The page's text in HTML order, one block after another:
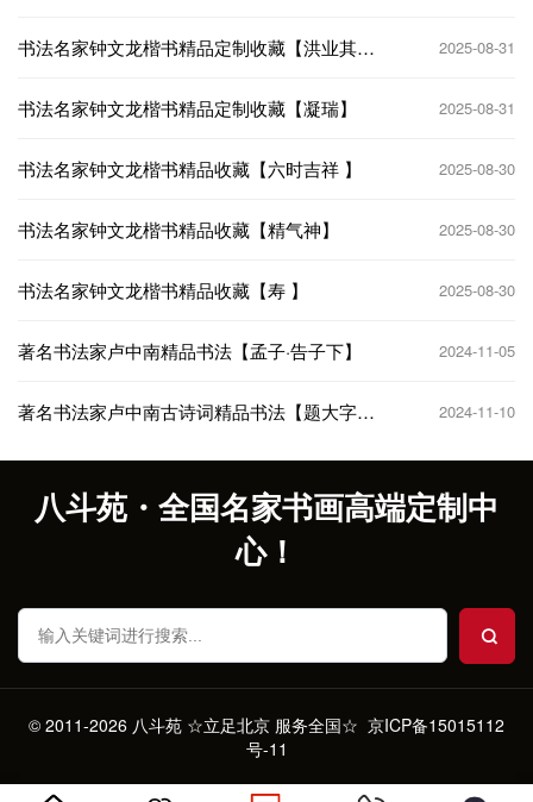
书法名家钟文龙楷书精品定制收藏【洪业其
2025-08-31
书法名家钟文龙楷书精品定制收藏【凝瑞】 2025-08-31
书法名家钟文龙楷书精品收藏【六时吉祥 】 2025-08-30
书法名家钟文龙楷书精品收藏【精气神】 2025-08-30
书法名家钟文龙楷书精品收藏【寿 】 2025-08-30
著名书法家卢中南精品书法【孟子·告子下】 2024-11-05
著名书法家卢中南古诗词精品书法【题大字兰
2024-11-10
八斗苑・全国名家书画高端定制中
心！
© 2011-2026 八斗苑 ☆立足北京 服务全国☆ 京ICP备15015112
号-11